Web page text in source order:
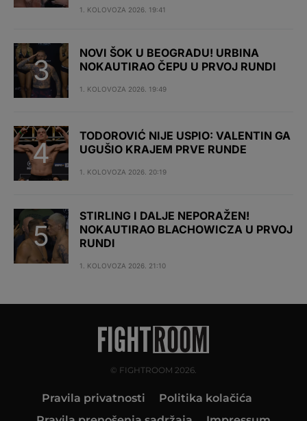
1. KOLOVOZA 2026. 19:41
NOVI ŠOK U BEOGRADU! URBINA
NOKAUTIRAO ČEPU U PRVOJ RUNDI
1. KOLOVOZA 2026. 19:49
TODOROVIĆ NIJE USPIO: VALENTIN GA
UGUŠIO KRAJEM PRVE RUNDE
1. KOLOVOZA 2026. 20:19
STIRLING I DALJE NEPORAŽEN!
NOKAUTIRAO BLACHOWICZA U PRVOJ
RUNDI
1. KOLOVOZA 2026. 21:10
© FIGHTROOM 2026.
Pravila privatnosti
Politika kolačića